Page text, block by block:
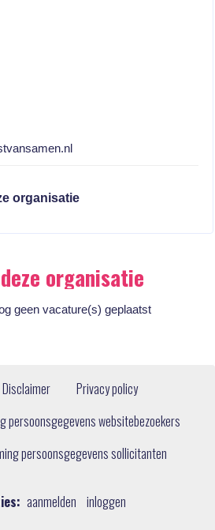
organisatie
organisatie
geen vacature(s) geplaatst
Disclaimer
Privacy policy
persoonsgegevens websitebezoekers
persoonsgegevens sollicitanten
aanmelden inloggen